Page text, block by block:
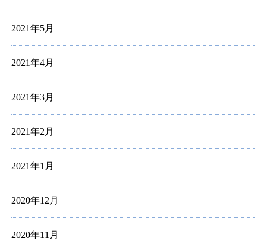
2021年5月
2021年4月
2021年3月
2021年2月
2021年1月
2020年12月
2020年11月